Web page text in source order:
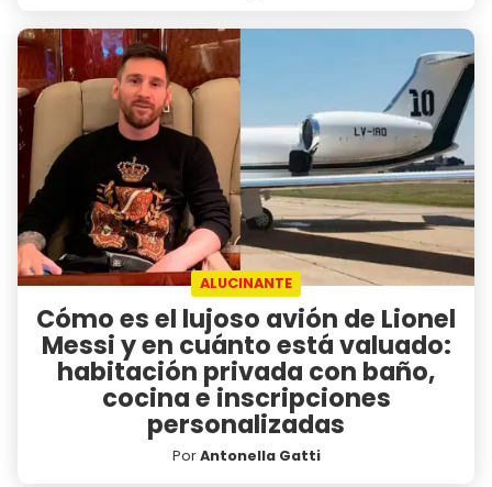
ALUCINANTE
Cómo es el lujoso avión de Lionel
Messi y en cuánto está valuado:
habitación privada con baño,
cocina e inscripciones
personalizadas
PorAntonella Gatti